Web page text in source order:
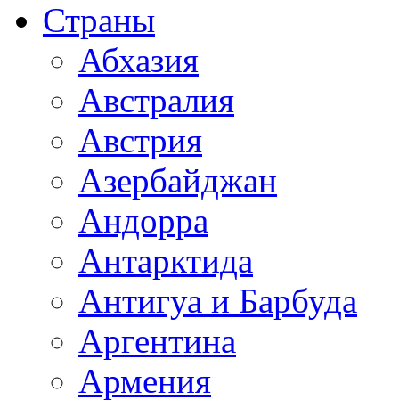
Страны
Абхазия
Австралия
Австрия
Азербайджан
Андорра
Антарктида
Антигуа и Барбуда
Аргентина
Армения